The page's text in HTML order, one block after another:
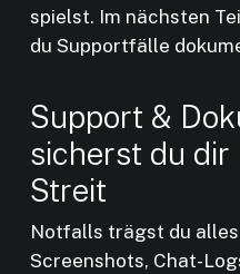
spielst. Im nächsten
du Supportfälle
Support &
sicherst du dir
Streit
Notfalls trägst du alles
Screenshots, Chat-